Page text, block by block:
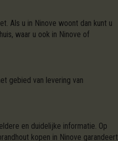
Als u in Ninove woont dan kunt u
waar u ook in Ninove of
gebied van levering van
en duidelijke informatie. Op
kopen in Ninove garandeert